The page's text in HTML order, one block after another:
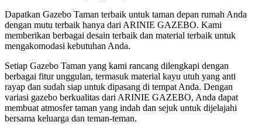
Dapatkan Gazebo Taman terbaik untuk taman depan rumah Anda
dengan mutu terbaik hanya dari ARINIE GAZEBO. Kami
memberikan berbagai desain terbaik dan material terbaik untuk
mengakomodasi kebutuhan Anda.
Setiap Gazebo Taman yang kami rancang dilengkapi dengan
berbagai fitur unggulan, termasuk material kayu utuh yang anti
rayap dan sudah siap untuk dipasang di tempat Anda. Dengan
variasi gazebo berkualitas dari ARINIE GAZEBO, Anda dapat
membuat atmosfer taman yang indah dan sejuk untuk dijelajahi
bersama keluarga dan teman-teman.